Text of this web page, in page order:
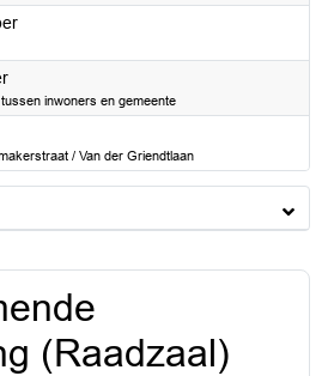
2024
2024
inwoners en gemeente
/ Van der Griendtlaan
(Raadzaal)